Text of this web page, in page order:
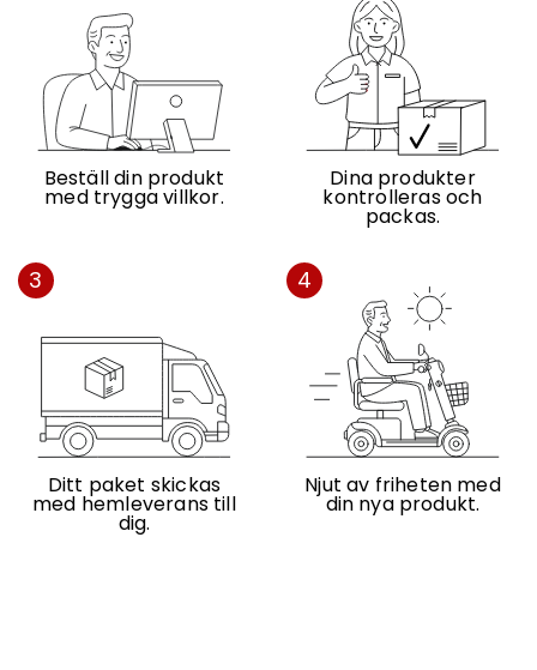
Beställ din produkt
med trygga villkor.
Dina produkter
kontrolleras och
packas.
3
Ditt paket skickas
med hemleverans till
dig.
4
Njut av friheten med
din nya produkt.